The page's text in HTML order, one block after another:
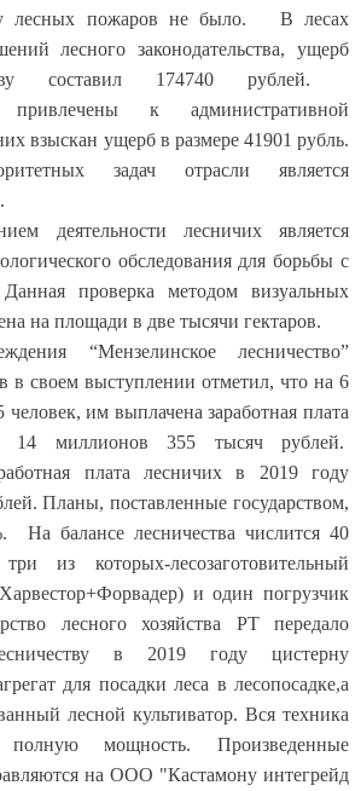
лесных пожаров не было.
В лесах
лесного законодательства, ущерб
составил 174740 рублей.
привлечены к административной
взыскан ущерб в размере 41901 рубль.
задач отрасли является
деятельности лесничих является
обследования для борьбы с
проверка методом визуальных
на площади в две тысячи гектаров.
“Мензелинское лесничество”
в своем выступлении отметил, что на 6
человек, им выплачена заработная плата
миллионов 355 тысяч рублей.
плата лесничих в 2019 году
Планы, поставленные государством,
На балансе лесничества числится 40
из которых-лесозаготовительный
и один погрузчик
лесного хозяйства РТ передало
в 2019 году цистерну
для посадки леса в лесопосадке,а
лесной культиватор. Вся техника
полную мощность. Произведенные
на ООО "Кастамону интегрейд